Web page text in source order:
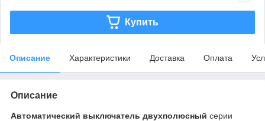
Купить
Описание Характеристики Доставка Оплата
Описание
Автоматический выключатель двухполюсный серии